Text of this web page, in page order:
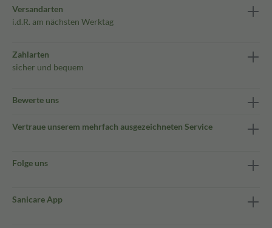
Versandarten
i.d.R. am nächsten Werktag
Zahlarten
sicher und bequem
Bewerte uns
Vertraue unserem mehrfach ausgezeichneten Service
Folge uns
Sanicare App